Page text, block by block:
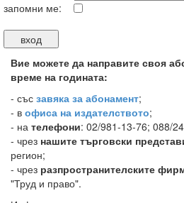
запомни ме:
Вие можете да направите своя
време на годината:
- със завяка за абонамент;
- в офиса на издателството;
- на телефони: 02/981-13-76; 088/
- чрез нашите търговски
регион;
- чрез разпространителските
"Труд и право".